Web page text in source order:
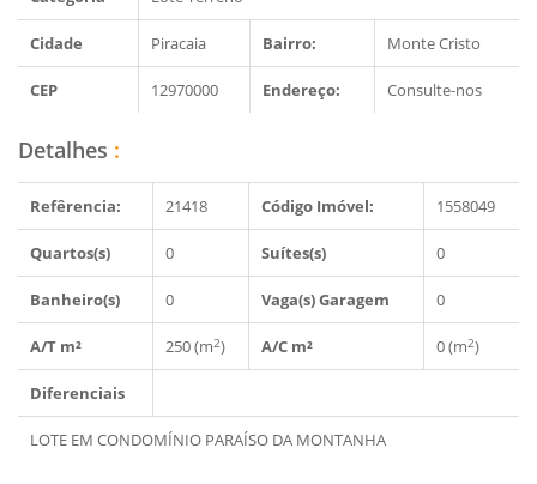
Cidade Piracaia Bairro: Monte Cristo
CEP 12970000 Endereço: Consulte-nos
Detalhes :
Refêrencia: 21418 Código Imóvel: 1558049
Quartos(s) 0 Suítes(s) 0
Banheiro(s) 0 Vaga(s) Garagem 0
A/T m² 250 (m2) A/C m² 0 (m2)
Diferenciais
LOTE EM CONDOMÍNIO PARAÍSO DA MONTANHA